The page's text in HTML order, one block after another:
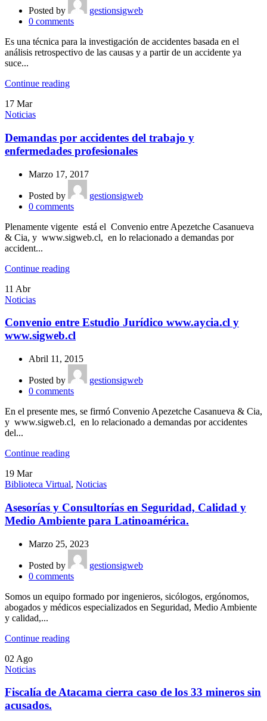
Posted by
gestionsigweb
0 comments
Es una técnica para la investigación de accidentes basada en el
análisis retrospectivo de las causas y a partir de un accidente ya
suce...
Continue reading
17 Mar
Noticias
Demandas por accidentes del trabajo y
enfermedades profesionales
Marzo 17, 2017
Posted by
gestionsigweb
0 comments
Plenamente vigente está el Convenio entre Apezetche Casanueva
& Cia, y www.sigweb.cl, en lo relacionado a demandas por
accident...
Continue reading
11 Abr
Noticias
Convenio entre Estudio Jurídico www.aycia.cl y
www.sigweb.cl
Abril 11, 2015
Posted by
gestionsigweb
0 comments
En el presente mes, se firmó Convenio Apezetche Casanueva & Cia,
y www.sigweb.cl, en lo relacionado a demandas por accidentes
del...
Continue reading
19 Mar
Biblioteca Virtual, Noticias
Asesorías y Consultorías en Seguridad, Calidad y
Medio Ambiente para Latinoamérica.
Marzo 25, 2023
Posted by
gestionsigweb
0 comments
Somos un equipo formado por ingenieros, sicólogos, ergónomos,
abogados y médicos especializados en Seguridad, Medio Ambiente
y calidad,...
Continue reading
02 Ago
Noticias
Fiscalía de Atacama cierra caso de los 33 mineros sin
acusados.